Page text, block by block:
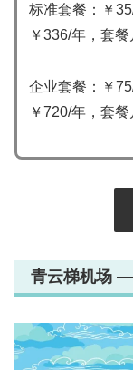
标准套餐：￥
￥336/年，套餐
企业套餐：￥
￥720/年，套餐
青云梯机场